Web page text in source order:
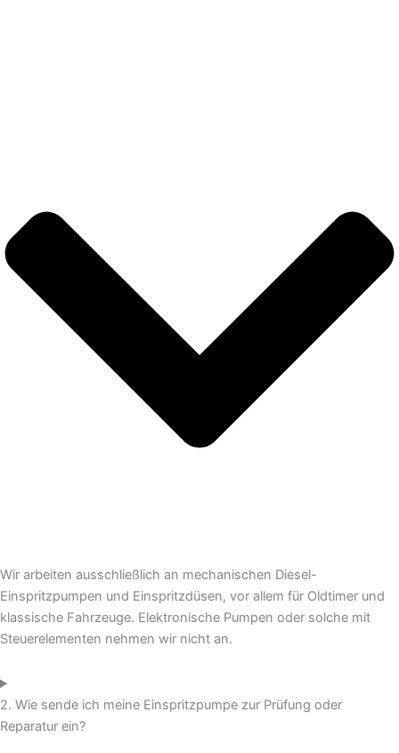
Wir arbeiten ausschließlich an mechanischen Diesel-
Einspritzpumpen und Einspritzdüsen, vor allem für Oldtimer und
klassische Fahrzeuge. Elektronische Pumpen oder solche mit
Steuerelementen nehmen wir nicht an.
2. Wie sende ich meine Einspritzpumpe zur Prüfung oder
Reparatur ein?